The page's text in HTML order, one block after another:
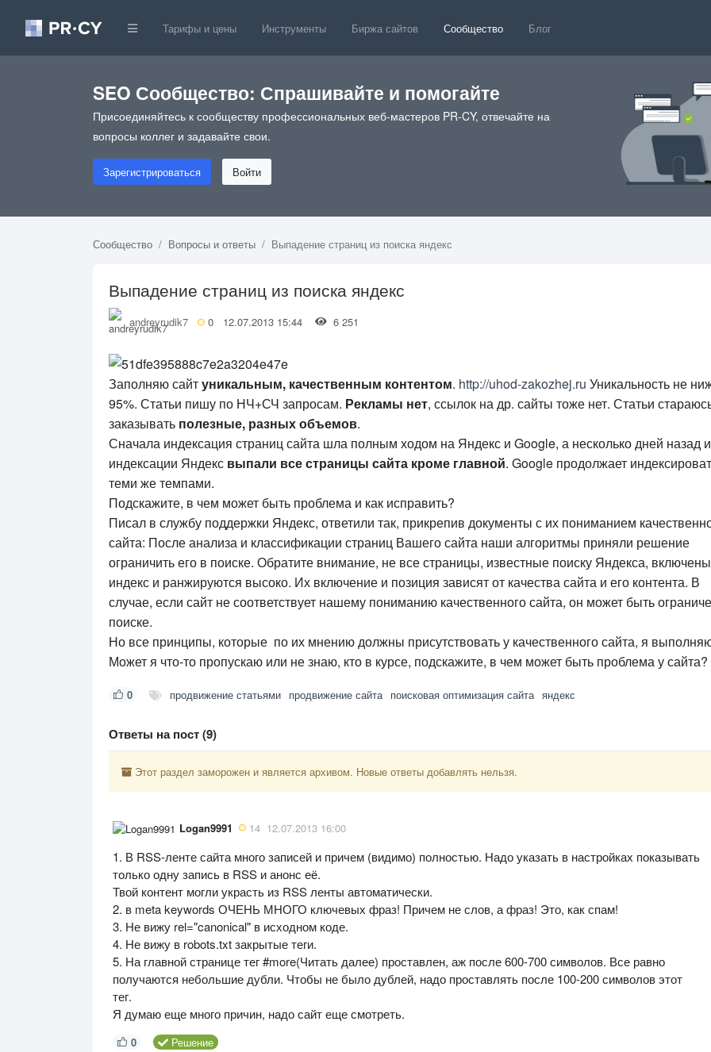
Тарифы и цены Инструменты Биржа сайтов Сообщество Блог
SEO Сообщество: Спрашивайте и помогайте
Присоединяйтесь к сообществу профессиональных веб-мастеров PR-CY, отвечайте на
вопросы коллег и задавайте свои.
Зарегистрироваться Войти
Сообщество Вопросы и ответы Выпадение страниц из поиска яндекс
Выпадение страниц из поиска яндекс
andreyrudik7 0 12.07.2013 15:44 6 251
Заполняю сайтуникальным, качественным контентом. http://uhod-zakozhej.ru Уникальность не
95%. Статьи пишу по НЧ+СЧ запросам. Рекламы нет, ссылок на др. сайты тоже нет. Статьи
заказывать полезные, разных объемов.
Сначала индексация страниц сайта шла полным ходом на Яндекс и Google, а несколько дней назад
индексации Яндекс выпали все страницы сайта кроме главной. Google продолжает
теми же темпами.
Подскажите, в чем может быть проблема и как исправить?
Писал в службу поддержки Яндекс, ответили так, прикрепив документы с их пониманием
сайта: После анализа и классификации страниц Вашего сайта наши алгоритмы приняли решение
ограничить его в поиске. Обратите внимание, не все страницы, известные поиску Яндекса,
индекс и ранжируются высоко. Их включение и позиция зависят от качества сайта и его контента. В
случае, если сайт не соответствует нашему пониманию качественного сайта, он может быть
поиске.
Но все принципы, которые по их мнению должны присутствовать у качественного сайта, я
Может я что-то пропускаю или не знаю, кто в курсе, подскажите, в чем может быть проблема у сайта?
0 продвижение статьями продвижение сайта поисковая оптимизация сайта яндекс
Ответы на пост (9)
Этот раздел заморожен и является архивом. Новые ответы добавлять нельзя.
Logan9991 14 12.07.2013 16:00
1. В RSS-ленте сайта много записей и причем (видимо) полностью. Надо указать в настройках показывать
только одну запись в RSS и анонс её.
Твой контент могли украсть из RSS ленты автоматически.
2. в meta keywords ОЧЕНЬ МНОГО ключевых фраз! Причем не слов, а фраз! Это, как спам!
3. Не вижу rel="canonical" в исходном коде.
4. Не вижу в robots.txt закрытые теги.
5. На главной странице тег #more(Читать далее) проставлен, аж после 600-700 символов. Все равно
получаются небольшие дубли. Чтобы не было дублей, надо проставлять после 100-200 символов этот
тег.
Я думаю еще много причин, надо сайт еще смотреть.
0 Решение